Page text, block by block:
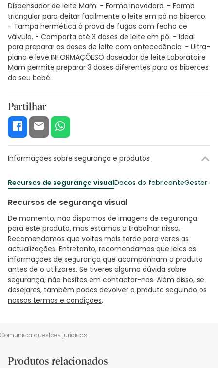
Dispensador de leite Mam: - Forma inovadora. - Forma
triangular para deitar facilmente o leite em pó no biberão.
- Tampa hermética à prova de fugas com fecho de
válvula. - Comporta até 3 doses de leite em pó. - Ideal
para preparar as doses de leite com antecedência. - Ultra-
plano e leve.INFORMAÇÕESO doseador de leite Laboratoire
Mam permite preparar 3 doses diferentes para os biberões
do seu bebé.
Partilhar
Informações sobre segurança e produtos
Recursos de segurança visualDados do fabricanteGestor
Recursos de segurança visual
De momento, não dispomos de imagens de segurança
para este produto, mas estamos a trabalhar nisso.
Recomendamos que voltes mais tarde para veres as
actualizações. Entretanto, recomendamos que leias as
informações de segurança que acompanham o produto
antes de o utilizares. Se tiveres alguma dúvida sobre
segurança, não hesites em contactar-nos. Além disso, se
desejares, também podes devolver o produto seguindo os
nossos termos e condições.
Comunicar questões jurídicas
Produtos relacionados